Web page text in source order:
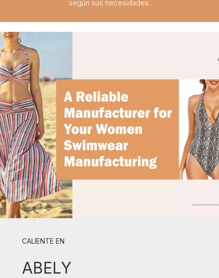
según sus necesidades.
CALIENTE EN
ABELY